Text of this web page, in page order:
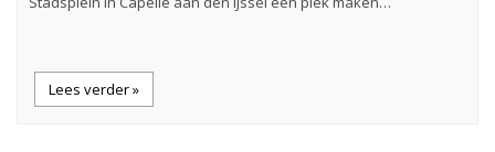
Lees verder »